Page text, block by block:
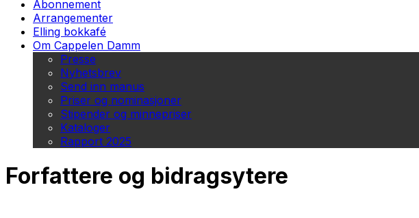
Abonnement
Arrangementer
Elling bokkafé
Om Cappelen Damm
Presse
Nyhetsbrev
Send inn manus
Priser og nominasjoner
Stipender og minnepriser
Kataloger
Rapport 2025
Forfattere og bidragsytere